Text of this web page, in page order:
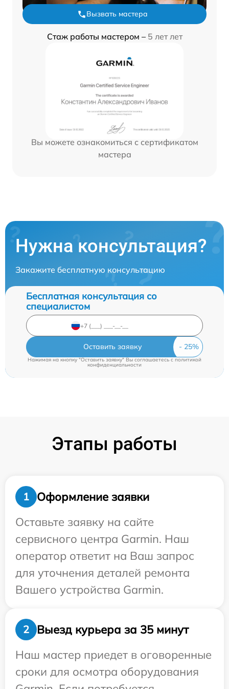
Вызвать мастера
Стаж работы мастером – 5 лет лет
Вы можете ознакомиться с сертификатом
мастера
Нужна консультация?
Закажите бесплатную консультацию
Бесплатная консультация со
специалистом
Оставить заявку
Нажимая на кнопку "Оставить заявку" Вы соглашаетесь cполитикой
конфиденциальности
Этапы работы
1
Оформление заявки
Оставьте заявку на сайте
сервисного центра Garmin. Наш
оператор ответит на Ваш запрос
для уточнения деталей ремонта
Вашего устройства Garmin.
2
Выезд курьера за 35 минут
Наш мастер приедет в оговоренные
сроки для осмотра оборудования